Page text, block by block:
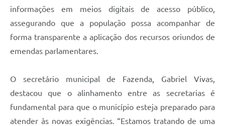
informações em meios digitais de acesso público,
assegurando que a população possa acompanhar de
forma transparente a aplicação dos recursos oriundos de
emendas parlamentares.
O secretário municipal de Fazenda, Gabriel Vivas,
destacou que o alinhamento entre as secretarias é
fundamental para que o município esteja preparado para
atender às novas exigências. “Estamos tratando de uma